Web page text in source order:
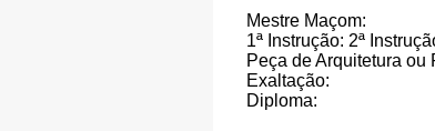
Mestre Maçom:
1ª Instrução: 2ª
Peça de Arquitetura ou
Exaltação:
Diploma: